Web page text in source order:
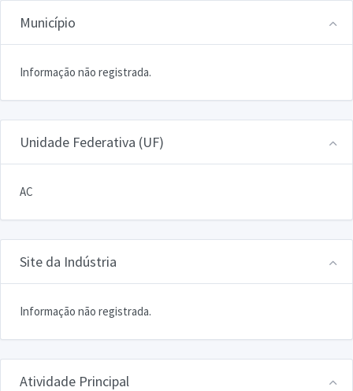
Município
Informação não registrada.
Unidade Federativa (UF)
AC
Site da Indústria
Informação não registrada.
Atividade Principal